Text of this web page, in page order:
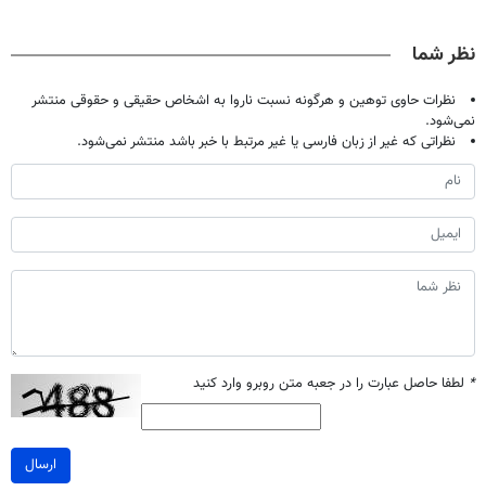
نظر شما
نظرات حاوی توهین و هرگونه نسبت ناروا به اشخاص حقیقی و حقوقی منتشر
نمی‌شود.
نظراتی که غیر از زبان فارسی یا غیر مرتبط با خبر باشد منتشر نمی‌شود.
* لطفا حاصل عبارت را در جعبه متن روبرو وارد کنید
ارسال